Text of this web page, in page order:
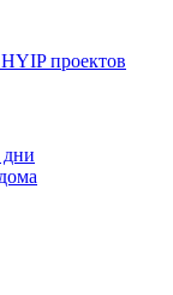
проектов
дни